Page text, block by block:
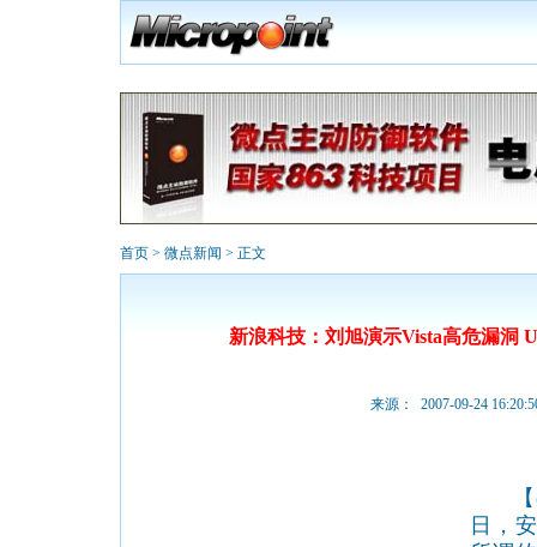
首页 > 微点新闻 > 正文
新浪科技：刘旭演示Vista高危漏洞
来源： 2007-09-24
【
日，